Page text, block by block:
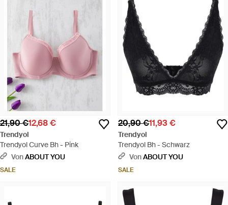
21,90 €12,68 €
Trendyol
Trendyol Curve Bh - Pink
VonABOUT YOU
SALE
20,90 €11,93 €
Trendyol
Trendyol Bh - Schwarz
VonABOUT YOU
SALE